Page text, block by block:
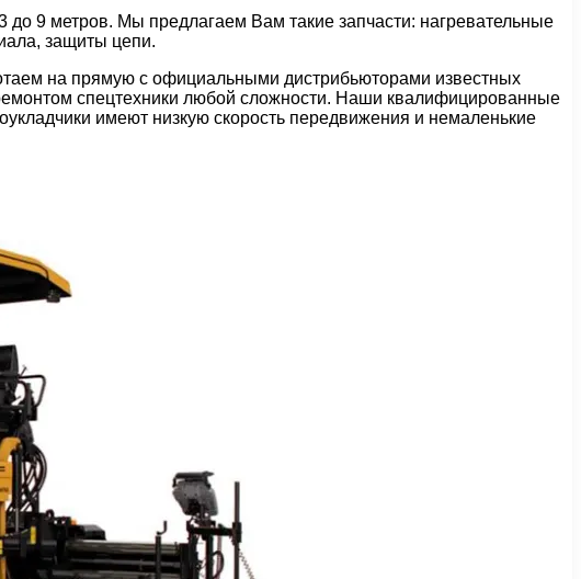
до 9 метров. Мы предлагаем Вам такие запчасти: нагревательные
защиты цепи.
на прямую с официальными дистрибьюторами известных
спецтехники любой сложности. Наши квалифицированные
имеют низкую скорость передвижения и немаленькие